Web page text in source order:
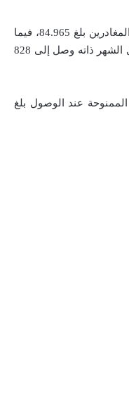
وأوضحت الهيئة العامة للطيران المدني والنقل الجوي عبر قناتها على التلغرام أن عدد المغادرين بلغ 84.965، فيما
وصل عدد القادمين إلى 77.076، مشيرة إلى أن مجموع الرحلات الجوية التي نُفذت خلال الشهر ذاته وصل إلى 828
وأن عدد التأشيرات الممنوحة عند الوصول بلغ